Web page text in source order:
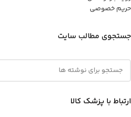
حریم خصوصی
جستجوی مطالب سایت
ارتباط با پزشک کالا